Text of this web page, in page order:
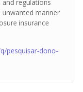
regulations
manner
insurance
pesquisar-dono-